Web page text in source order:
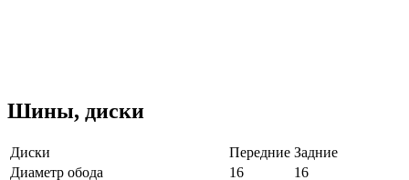
Шины, диски
Диски Передние Задние
Диаметр обода
16 16